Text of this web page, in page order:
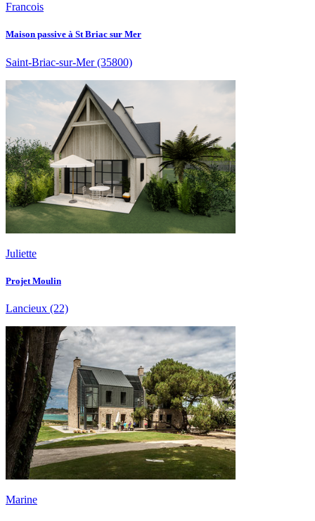
Francois
Maison passive à St Briac sur Mer
Saint-Briac-sur-Mer(35800)
Juliette
Projet Moulin
Lancieux (22)
Marine